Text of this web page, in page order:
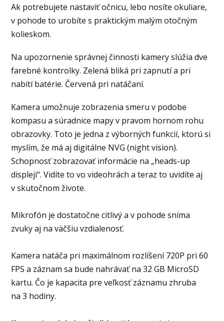
Ak potrebujete nastaviť očnicu, lebo nosíte okuliare,
v pohode to urobíte s praktickým malým otočným
kolieskom.
Na upozornenie správnej činnosti kamery slúžia dve
farebné kontrolky. Zelená bliká pri zapnutí a pri
nabití batérie. Červená pri natáčaní.
Kamera umožnuje zobrazenia smeru v podobe
kompasu a súradnice mapy v pravom hornom rohu
obrazovky. Toto je jedna z výborných funkcií, ktorú si
myslím, že má aj digitálne NVG (night vision).
Schopnosť zobrazovať informácie na „heads-up
displeji“. Vidíte to vo videohrách a teraz to uvidíte aj
v skutočnom živote.
Mikrofón je dostatočne citlivý a v pohode sníma
zvuky aj na väčšiu vzdialenosť.
Kamera natáča pri maximálnom rozlíšení 720P pri 60
FPS a záznam sa bude nahrávať na 32 GB MicroSD
kartu. Čo je kapacita pre veľkosť záznamu zhruba
na 3 hodiny.